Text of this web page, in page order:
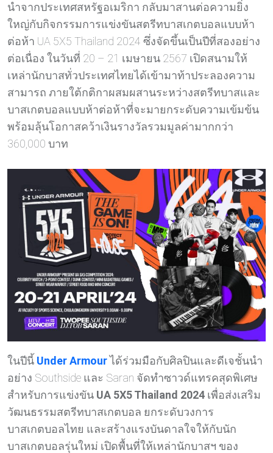
นำจากประเทศสหรัฐอเมริกา กลับมาสานต่อความยิ่ง
ใหญ่กับกิจกรรมการแข่งขันสตรีทบาสเกตบอลแบบห้า
ต่อห้า UA 5X5 Thailand 2024 ซึ่งจัดขึ้นเป็นปีที่สองอย่าง
ต่อเนื่อง ในวันที่ 20 – 21 เมษายน 2567 เปิดสนามให้
เหล่านักบาสทั่วประเทศไทยได้เข้ามาท้าประลองความ
สามารถ ภายใต้กติกาผสมผสานระหว่างสตรีทบาสและ
บาสเกตบอลแบบห้าต่อห้าที่จะมายกระดับความเข้มข้น
พร้อมลุ้นโอกาสคว้าเงินรางวัลรวมมูลค่ามากกว่า
360,000 บาท
ในปีนี้ Under Armourได้ร่วมมือกับศิลปินและดีเจชั้นนำ
อย่าง Southside และ Saran จัดทำซาวด์แทรคสุดพิเศษ
สำหรับการแข่งขัน UA 5X5 Thailand 2024 เพื่อส่งเสริม
วัฒนธรรมสตรีทบาสเกตบอล ยกระดับวงการ
บาสเกตบอลไทย และสร้างแรงบันดาลใจให้กับนัก
บาสเกตบอลรุ่นใหม่ เปิดพื้นที่ให้เหล่านักบาสฯ ของ